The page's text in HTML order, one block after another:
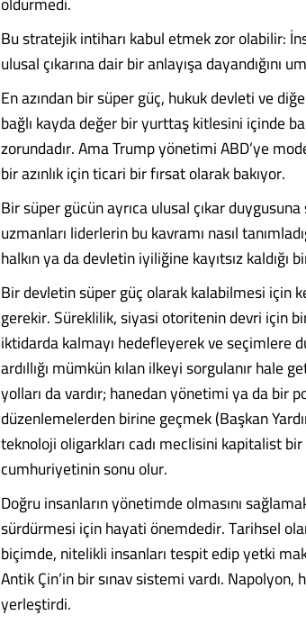
Bu stratejik intiharı kabul etmek zor olabilir:
ulusal çıkarına dair bir anlayışa dayandığını
En azından bir süper güç, hukuk devleti ve
bağlı kayda değer bir yurttaş kitlesini içinde
zorundadır. Ama Trump yönetimi ABD’ye
bir azınlık için ticari bir fırsat olarak bakıyor.
Bir süper gücün ayrıca ulusal çıkar
uzmanları liderlerin bu kavramı nasıl
halkın ya da devletin iyiliğine kayıtsız kaldığı
Bir devletin süper güç olarak kalabilmesi için
gerekir. Süreklilik, siyasi otoritenin devri için
iktidarda kalmayı hedefleyerek ve seçimlere
ardıllığı mümkün kılan ilkeyi sorgulanır hale
yolları da vardır; hanedan yönetimi ya da bir
düzenlemelerden birine geçmek (Başkan
teknoloji oligarkları cadı meclisini kapitalist
cumhuriyetinin sonu olur.
Doğru insanların yönetimde olmasını
sürdürmesi için hayati önemdedir. Tarihsel
biçimde, nitelikli insanları tespit edip yetki
Antik Çin’in bir sınav sistemi vardı.
yerleştirdi.